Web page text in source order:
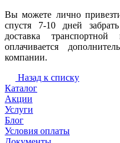
Вы можете лично
спустя 7-10 дней
доставка
оплачивается
компании.
Назад к списку
Каталог
Акции
Услуги
Блог
Условия оплаты